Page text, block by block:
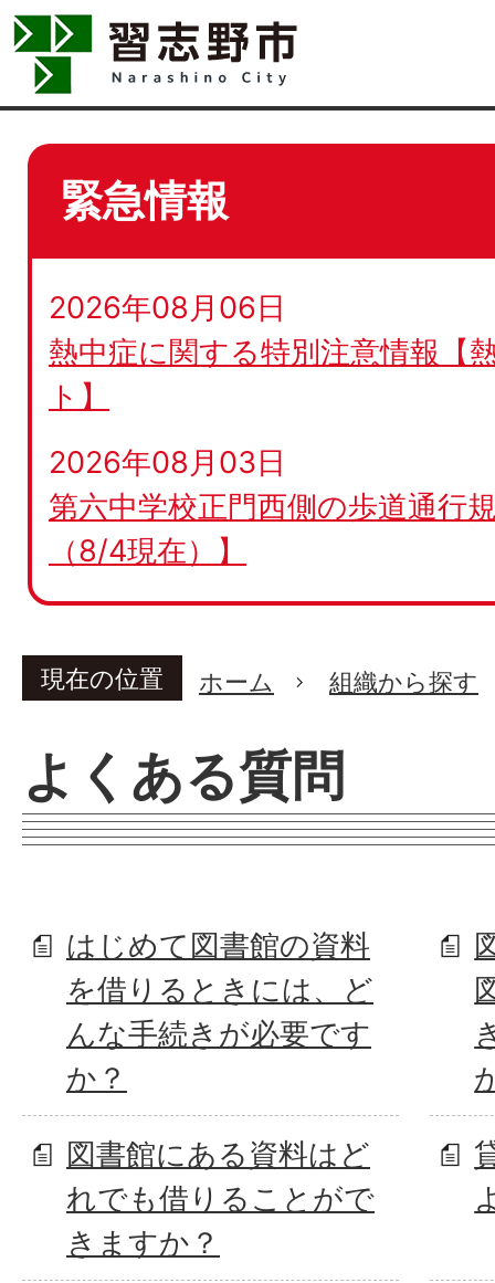
緊急情報
2026年08月06日
熱中症に関する特別注意情報【
ト】
2026年08月03日
第六中学校正門西側の歩道通行
（8/4現在）】
現在の位置 ホーム 組織から探す
よくある質問
はじめて図書館の資料
を借りるときには、ど
んな手続きが必要です
か？
図書館にある資料はど
れでも借りることがで
きますか？